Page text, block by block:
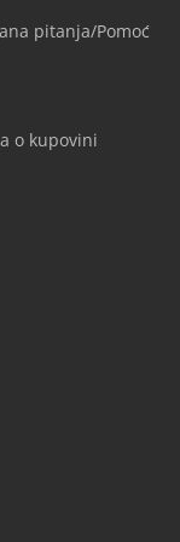
pitanja/Pomoć
o kupovini